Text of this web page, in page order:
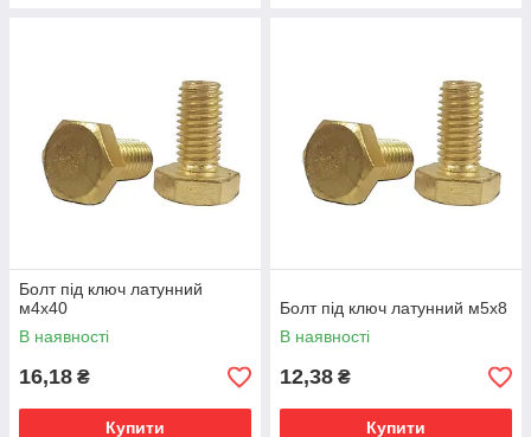
Болт під ключ латунний
м4х40
В наявності
16,18 ₴
Купити
Болт під ключ латунний м5х8
В наявності
12,38 ₴
Купити